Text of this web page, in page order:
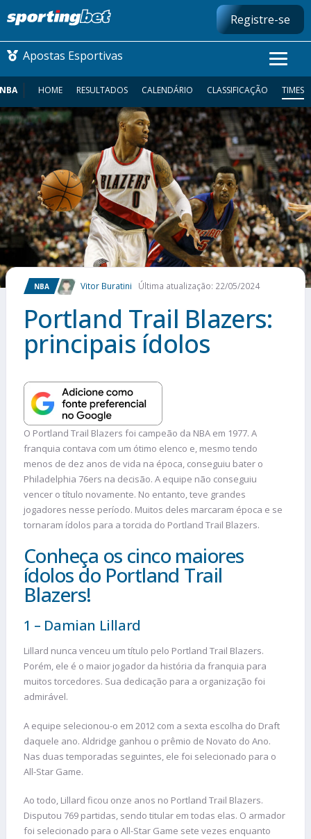
Registre-se
Apostas Esportivas
CONMEBOL LIBERTADORES
FUTEBOL NACIONAL
FUTEBOL INTERNACIONAL
COMO APOSTAR
MAIS ESPORTES
NBA HOME RESULTADOS CALENDÁRIO CLASSIFICAÇÃO TIMES
NBA Vitor Buratini Última atualização: 22/05/2024
Portland Trail Blazers:
principais ídolos
O Portland Trail Blazers foi campeão da NBA em 1977. A
franquia contava com um ótimo elenco e, mesmo tendo
menos de dez anos de vida na época, conseguiu bater o
Philadelphia 76ers na decisão. A equipe não conseguiu
vencer o título novamente. No entanto, teve grandes
jogadores nesse período. Muitos deles marcaram época e se
tornaram ídolos para a torcida do Portland Trail Blazers.
Conheça os cinco maiores
ídolos do Portland Trail
Blazers!
1 – Damian Lillard
Lillard nunca venceu um título pelo Portland Trail Blazers.
Porém, ele é o maior jogador da história da franquia para
muitos torcedores. Sua dedicação para a organização foi
admirável.
A equipe selecionou-o em 2012 com a sexta escolha do Draft
daquele ano. Aldridge ganhou o prêmio de Novato do Ano.
Nas duas temporadas seguintes, ele foi selecionado para o
All-Star Game.
Ao todo, Lillard ficou onze anos no Portland Trail Blazers.
Disputou 769 partidas, sendo titular em todas elas. O armador
foi selecionado para o All-Star Game sete vezes enquanto